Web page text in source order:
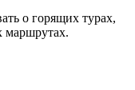
о горящих турах,
маршрутах.